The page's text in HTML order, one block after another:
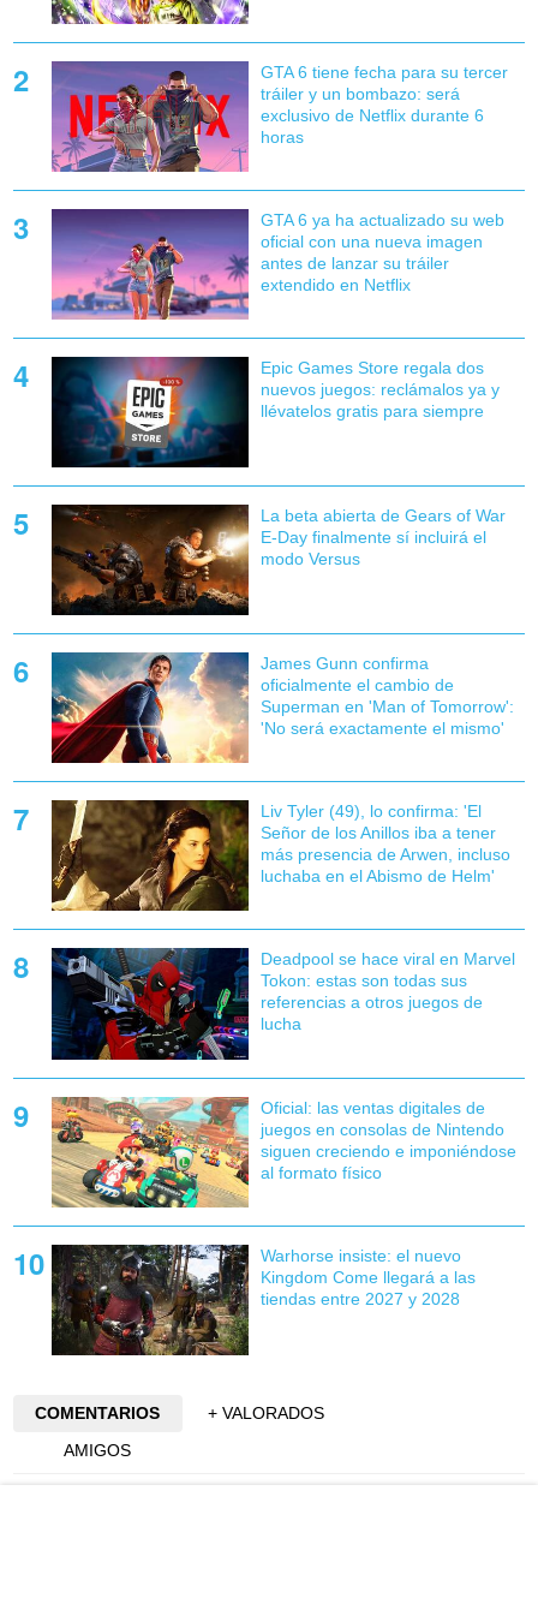
GTA 6 tiene fecha para su tercer
tráiler y un bombazo: será
exclusivo de Netflix durante 6
horas
GTA 6 ya ha actualizado su web
oficial con una nueva imagen
antes de lanzar su tráiler
extendido en Netflix
Epic Games Store regala dos
nuevos juegos: reclámalos ya y
llévatelos gratis para siempre
La beta abierta de Gears of War
E-Day finalmente sí incluirá el
modo Versus
James Gunn confirma
oficialmente el cambio de
Superman en 'Man of Tomorrow':
'No será exactamente el mismo'
Liv Tyler (49), lo confirma: 'El
Señor de los Anillos iba a tener
más presencia de Arwen, incluso
luchaba en el Abismo de Helm'
Deadpool se hace viral en Marvel
Tokon: estas son todas sus
referencias a otros juegos de
lucha
Oficial: las ventas digitales de
juegos en consolas de Nintendo
siguen creciendo e imponiéndose
al formato físico
Warhorse insiste: el nuevo
Kingdom Come llegará a las
tiendas entre 2027 y 2028
COMENTARIOS
+ VALORADOS
AMIGOS